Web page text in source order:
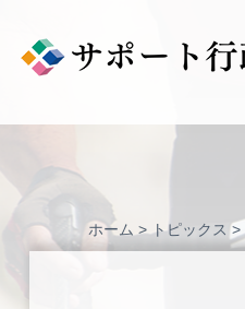
content
ホーム > トピックス >